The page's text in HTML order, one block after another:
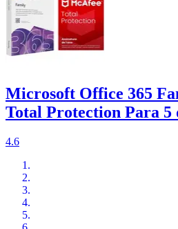
Microsoft Office 365
Total Protection Para 5
4.6